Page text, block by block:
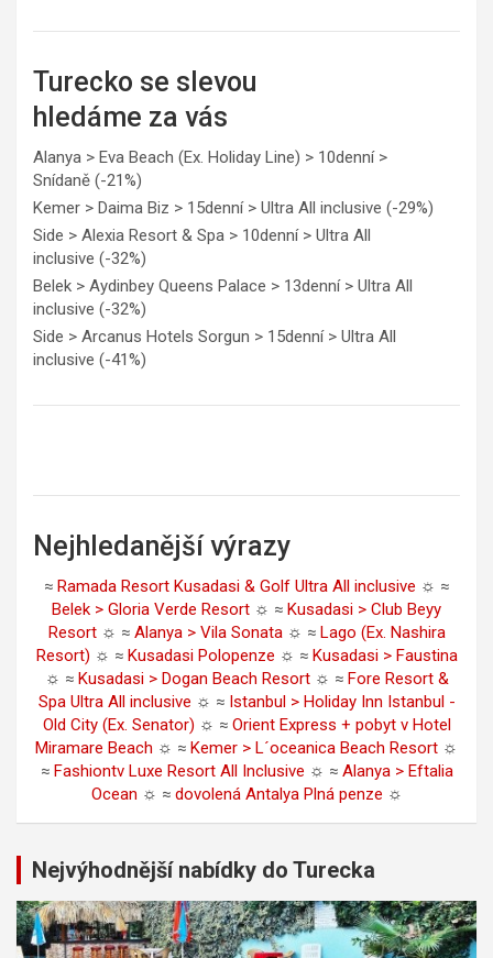
Turecko se slevou
hledáme za vás
Alanya > Eva Beach (Ex. Holiday Line) > 10denní >
Snídaně (-21%)
Kemer > Daima Biz > 15denní > Ultra All inclusive (-29%)
Side > Alexia Resort & Spa > 10denní > Ultra All
inclusive (-32%)
Belek > Aydinbey Queens Palace > 13denní > Ultra All
inclusive (-32%)
Side > Arcanus Hotels Sorgun > 15denní > Ultra All
inclusive (-41%)
Nejhledanější výrazy
≈ Ramada Resort Kusadasi & Golf Ultra All inclusive ☼ ≈
Belek > Gloria Verde Resort ☼ ≈ Kusadasi > Club Beyy
Resort☼ ≈ Alanya > Vila Sonata☼ ≈ Lago (Ex. Nashira
Resort) ☼ ≈ Kusadasi Polopenze ☼ ≈ Kusadasi > Faustina
☼ ≈ Kusadasi > Dogan Beach Resort☼ ≈ Fore Resort &
Spa Ultra All inclusive ☼ ≈ Istanbul > Holiday Inn Istanbul -
Old City (Ex. Senator) ☼ ≈ Orient Express + pobyt v Hotel
Miramare Beach ☼ ≈ Kemer > L´oceanica Beach Resort ☼
≈ Fashiontv Luxe Resort All Inclusive ☼ ≈ Alanya > Eftalia
Ocean ☼ ≈ dovolená Antalya Plná penze ☼
Nejvýhodnější nabídky do Turecka